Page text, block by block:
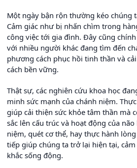
Một ngày bận rộn thường kéo chúng
Cảm giác như bị nhấn chìm trong
công việc tới gia đình. Đây cũng
với nhiều người khác đang tìm đến
phương cách phục hồi tinh thần và
cách bền vững.
Thật sự, các nghiên cứu khoa học
minh sức mạnh của chánh niệm.
giúp cải thiện sức khỏe tâm thần mà
sắc lên cấu trúc và hoạt động của
niệm, quét cơ thể, hay thực hành
tiếp giúp chúng ta trở lại hiện tại,
khắc sống động.